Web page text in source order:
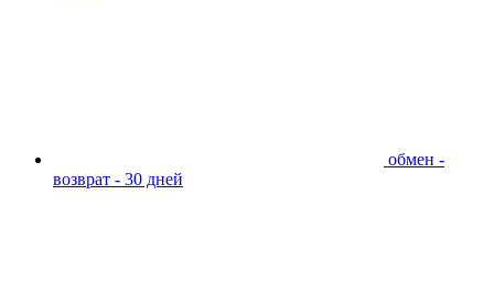
обмен -
возврат - 30 дней